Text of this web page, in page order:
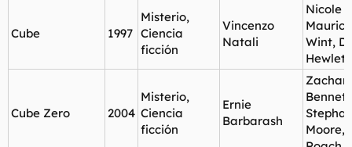
Cube 1997
Misterio,
Ciencia
ficción
Vincenzo
Natali
Nicole
Wint,
Hewlett
Cube Zero 2004
Misterio,
Ciencia
ficción
Ernie
Barbarash
Moore,